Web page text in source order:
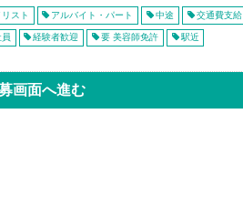
スト アルバイト・パート 中途 交通費支給
経験者歓迎 要 美容師免許 駅近
画面へ進む